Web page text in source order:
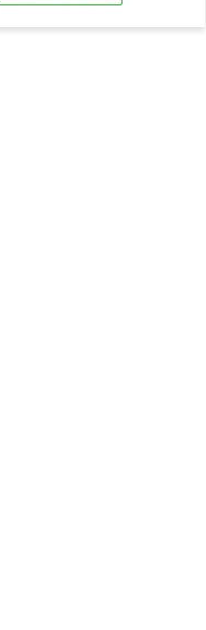
6002,40 zł
do